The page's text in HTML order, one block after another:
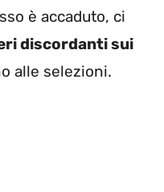
è accaduto, ci
discordanti sui
alle selezioni.